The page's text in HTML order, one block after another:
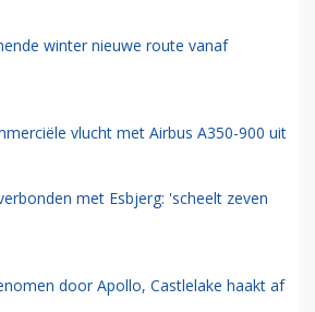
winter nieuwe route vanaf
vlucht met Airbus A350-900 uit
met Esbjerg: 'scheelt zeven
door Apollo, Castlelake haakt af